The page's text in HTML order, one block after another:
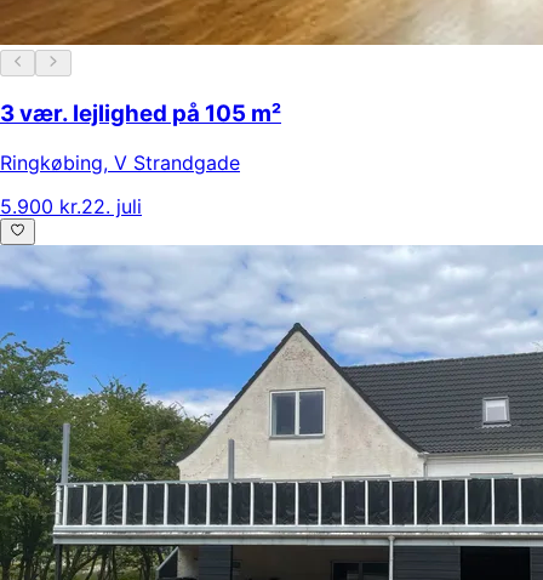
3 vær. lejlighed på 105 m²
Ringkøbing, V Strandgade
5.900 kr.22. juli